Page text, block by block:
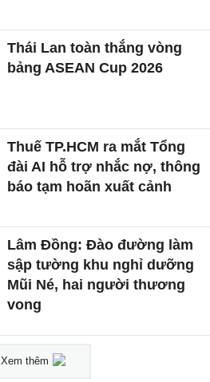
Thái Lan toàn thắng vòng
bảng ASEAN Cup 2026
Thuế TP.HCM ra mắt Tổng
đài AI hỗ trợ nhắc nợ, thông
báo tạm hoãn xuất cảnh
Lâm Đồng: Đào đường làm
sập tường khu nghỉ dưỡng
Mũi Né, hai người thương
vong
Xem thêm